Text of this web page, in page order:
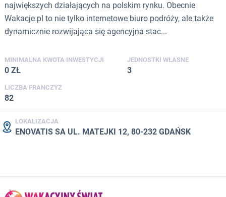
największych działających na polskim rynku. Obecnie
Wakacje.pl to nie tylko internetowe biuro podróży, ale także
dynamicznie rozwijająca się agencyjna stac...
MINIMALNA KWOTA INWESTYCJI
0 ZŁ
JEDNOSTKI WŁASNE
3
LICZBA FRANCZYZ
82
LOKALIZACJA
ENOVATIS SA UL. MATEJKI 12, 80-232 GDAŃSK